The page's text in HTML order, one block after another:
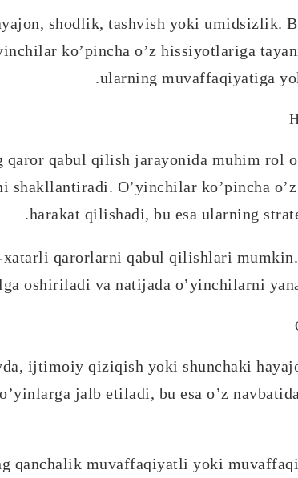
shodlik, tashvish yoki umidsizlik.
ko’pincha o’z hissiyotlariga
ularning muvaffaqiyatiga
qabul qilish jarayonida muhim rol
O’yinchilar ko’pincha
harakat qilishadi, bu esa ularning
qarorlarni qabul qilishlari
oshiriladi va natijada o’yinchilarni
ijtimoiy qiziqish yoki shunchaki
jalb etiladi, bu esa o’z
qanchalik muvaffaqiyatli yoki